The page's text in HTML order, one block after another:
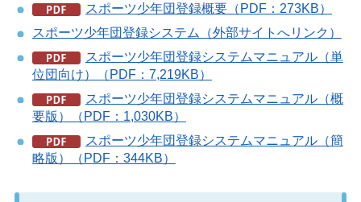
スポーツ少年団登録概要（PDF：273KB）
スポーツ少年団登録システム（外部サイトへリンク）
スポーツ少年団登録システムマニュアル（単
位団向け）（PDF：7,219KB）
スポーツ少年団登録システムマニュアル（概
要版）（PDF：1,030KB）
スポーツ少年団登録システムマニュアル（簡
略版）（PDF：344KB）